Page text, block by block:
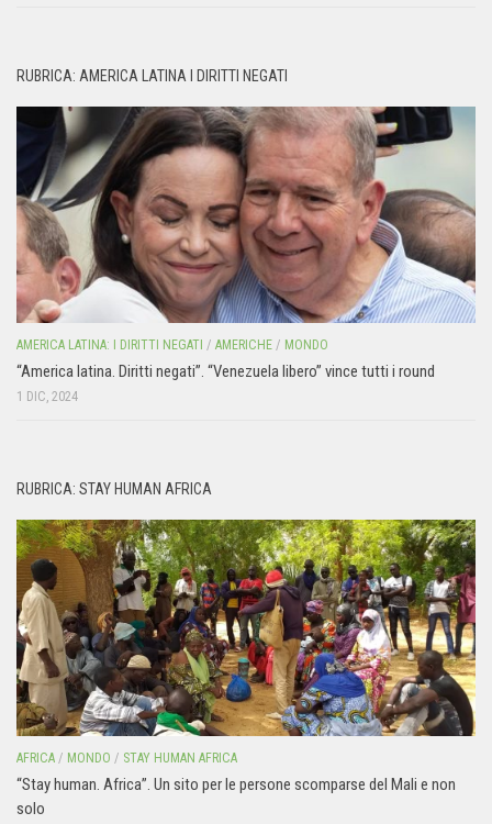
RUBRICA: AMERICA LATINA I DIRITTI NEGATI
AMERICA LATINA: I DIRITTI NEGATI / AMERICHE / MONDO
“America latina. Diritti negati”. “Venezuela libero” vince tutti i round
1 DIC, 2024
RUBRICA: STAY HUMAN AFRICA
AFRICA / MONDO / STAY HUMAN AFRICA
“Stay human. Africa”. Un sito per le persone scomparse del Mali e non
solo